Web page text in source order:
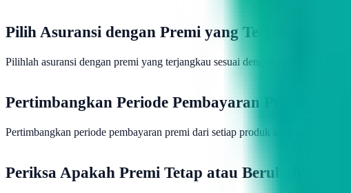
Pilih Asuransi dengan Premi yang Terjangkau
Pilihlah asuransi dengan premi yang terjangkau sesuai dengan budget Anda.
Pertimbangkan Periode Pembayaran Premi
Pertimbangkan periode pembayaran premi dari setiap produk asuransi yang
Periksa Apakah Premi Tetap atau Berubah